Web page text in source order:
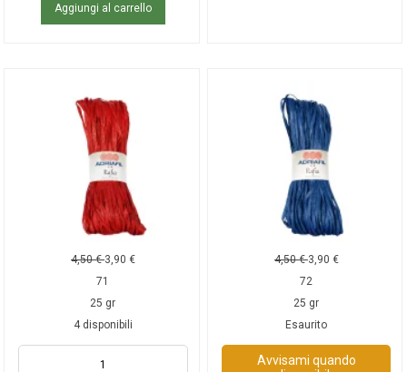
Aggiungi al carrello
4,50€ 3,90 €
71
25 gr
4 disponibili
4,50€ 3,90 €
72
25 gr
Esaurito
Avvisami quando